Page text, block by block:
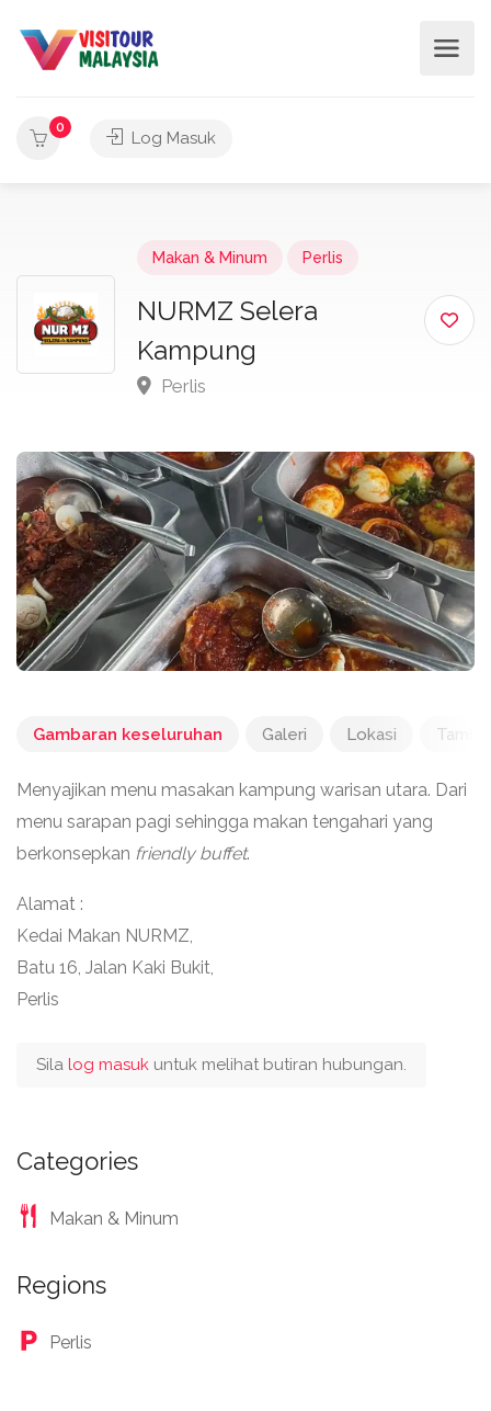
0
Log Masuk
Makan & Minum Perlis
NURMZ Selera
Kampung
Perlis
Gambaran keseluruhan Galeri Lokasi
Menyajikan menu masakan kampung warisan utara. Dari
menu sarapan pagi sehingga makan tengahari yang
berkonsepkan friendly buffet.
Alamat :
Kedai Makan NURMZ,
Batu 16, Jalan Kaki Bukit,
Perlis
Sila log masuk untuk melihat butiran hubungan.
Categories
Makan & Minum
Regions
Perlis